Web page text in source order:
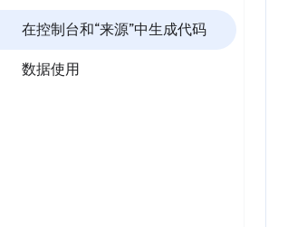
在控制台和“来源”中生成代码
数据使用